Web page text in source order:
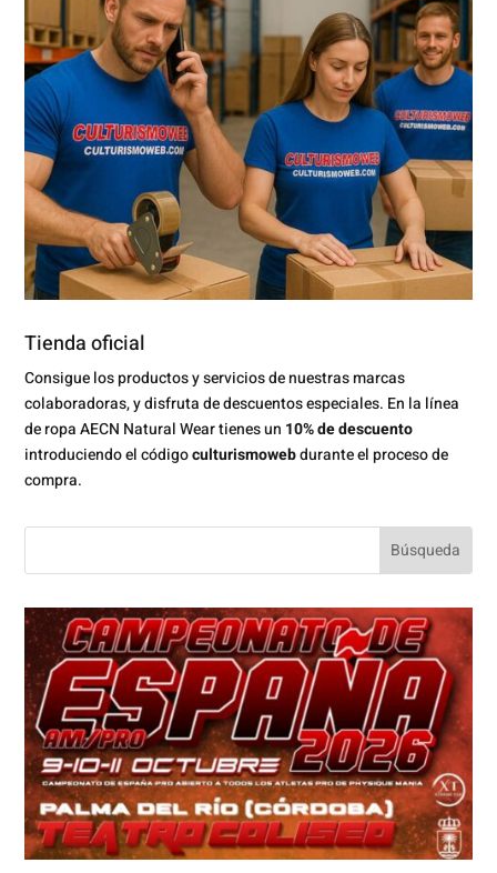
Tienda oficial
Consigue los productos y servicios de nuestras marcas
colaboradoras, y disfruta de descuentos especiales. En la línea
de ropa AECN Natural Wear tienes un 10% de descuento
introduciendo el códigoculturismowebdurante el proceso de
compra.